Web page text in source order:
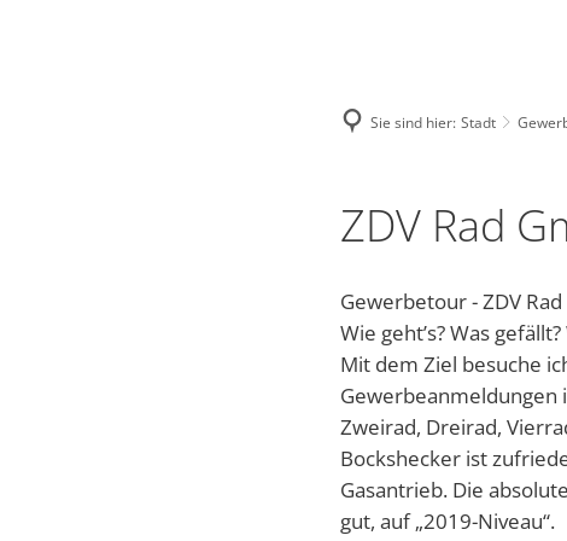
Stadt
Bürgerhaus
Stadtrat und Ausschüsse
Friedhof
Gewerbetour
Bürgerservice online -
Grillhütte Hungerschied
Stadtarchiv
Kinocenter
Evangelische
Veranstaltungen
Sie sind hier: Stadt
ZDV Rad
Gewerbetour - ZDV
Wie geht’s? Was
Mit dem Ziel besuche
Gewerbeanmeldungen
Zweirad, Dreirad,
Bockshecker ist
Gasantrieb. Die
gut, auf „2019-Niveau“.